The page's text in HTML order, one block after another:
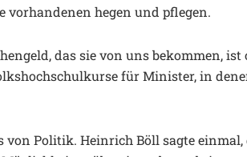
vorhandenen hegen und pflegen.
das sie von uns bekommen,
für Minister, in
von Politik. Heinrich Böll sagte